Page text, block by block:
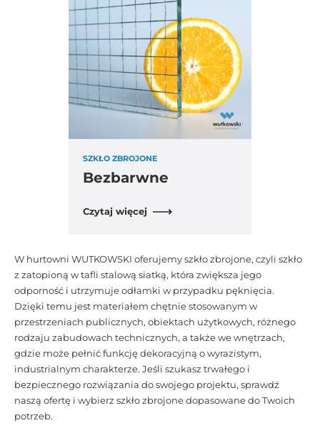
SZKŁO ZBROJONE
Bezbarwne
Czytaj więcej
W hurtowni WUTKOWSKI oferujemy szkło zbrojone, czyli szkło
z zatopioną w tafli stalową siatką, która zwiększa jego
odporność i utrzymuje odłamki w przypadku pęknięcia.
Dzięki temu jest materiałem chętnie stosowanym w
przestrzeniach publicznych, obiektach użytkowych, różnego
rodzaju zabudowach technicznych, a także we wnętrzach,
gdzie może pełnić funkcję dekoracyjną o wyrazistym,
industrialnym charakterze. Jeśli szukasz trwałego i
bezpiecznego rozwiązania do swojego projektu, sprawdź
naszą ofertę i wybierz szkło zbrojone dopasowane do Twoich
potrzeb.